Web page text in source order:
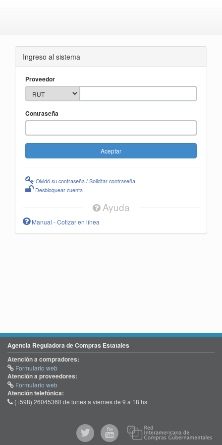
Ingreso al sistema
Proveedor
Contraseña
Olvidó su contraseña / Solicitar contraseña
Desbloquear cuenta
Ayuda
Manual - Cotizar en línea
Agencia Reguladora de Compras Estatales
Atención a compradores:
Formulario web
Atención a proveedores:
Formulario web
Atención telefónica:
(+598) 26045360 de lunes a viernes de 9 a 18 hs.
@comprasgubuy
ACCE